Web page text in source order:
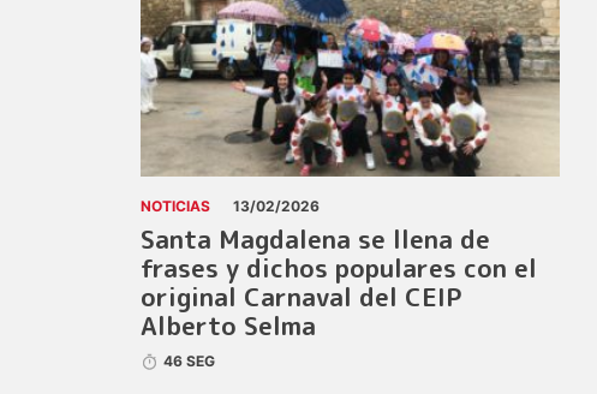
NOTICIAS 13/02/2026
Santa Magdalena se llena de
frases y dichos populares con el
original Carnaval del CEIP
Alberto Selma
46 SEG